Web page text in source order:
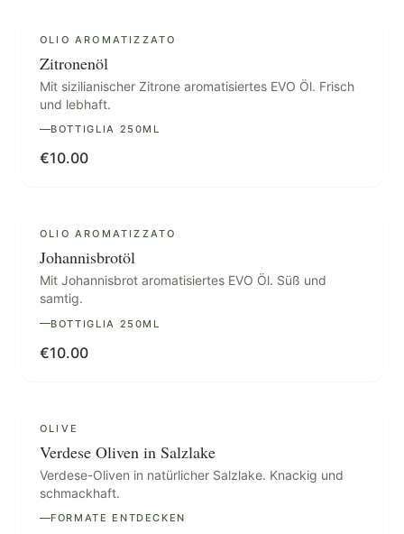
AUSVERKAUFT
OLIO AROMATIZZATO
Zitronenöl
Mit sizilianischer Zitrone aromatisiertes EVO Öl. Frisch
und lebhaft.
BOTTIGLIA 250ML
€10.00
AUSVERKAUFT
OLIO AROMATIZZATO
Johannisbrotöl
Mit Johannisbrot aromatisiertes EVO Öl. Süß und
samtig.
BOTTIGLIA 250ML
€10.00
OLIVE
Verdese Oliven in Salzlake
Verdese-Oliven in natürlicher Salzlake. Knackig und
schmackhaft.
FORMATE ENTDECKEN